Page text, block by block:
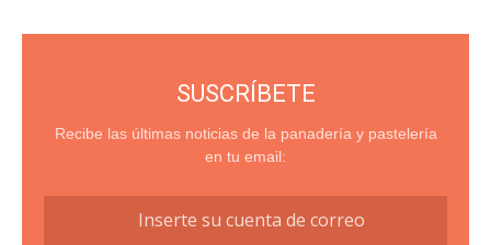
SUSCRÍBETE
Recibe las últimas noticias de la panadería y pastelería
en tu email: